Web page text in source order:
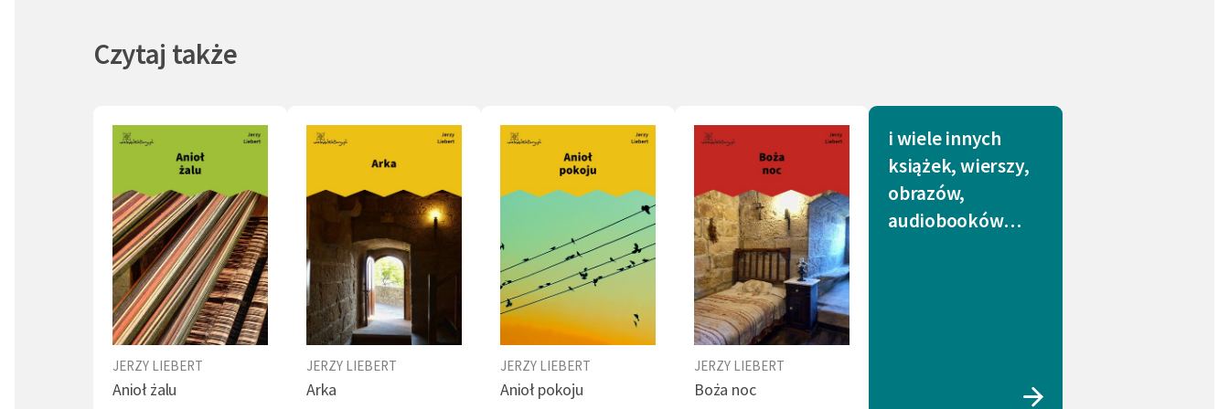
Czytaj także
JERZY LIEBERT
Anioł żalu
JERZY LIEBERT
Arka
JERZY LIEBERT
Anioł pokoju
JERZY LIEBERT
Boża noc
i wiele innych
książek, wierszy,
obrazów,
audiobooków…